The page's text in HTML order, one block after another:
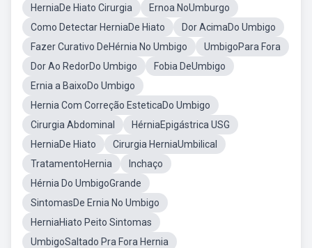
HerniaDe Hiato Cirurgia
Ernoa NoUmburgo
Como Detectar HerniaDe Hiato
Dor AcimaDo Umbigo
Fazer Curativo DeHérnia No Umbigo
UmbigoPara Fora
Dor Ao RedorDo Umbigo
Fobia DeUmbigo
Ernia a BaixoDo Umbigo
Hernia Com Correção EsteticaDo Umbigo
Cirurgia Abdominal
HérniaEpigástrica USG
HerniaDe Hiato
Cirurgia HerniaUmbilical
TratamentoHernia
Inchaço
Hérnia Do UmbigoGrande
SintomasDe Ernia No Umbigo
HerniaHiato Peito Sintomas
UmbigoSaltado Pra Fora Hernia